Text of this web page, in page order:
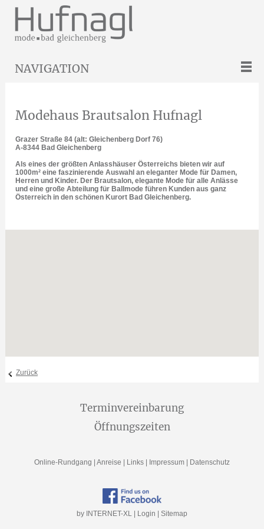
NAVIGATION
Modehaus Brautsalon Hufnagl
Grazer Straße 84 (alt: Gleichenberg Dorf 76)
A-8344 Bad Gleichenberg
Als eines der größten Anlasshäuser Österreichs bieten wir auf
1000m² eine faszinierende Auswahl an eleganter Mode für Damen,
Herren und Kinder. Der Brautsalon, elegante Mode für alle Anlässe
und eine große Abteilung für Ballmode führen Kunden aus ganz
Österreich in den schönen Kurort Bad Gleichenberg.
Zurück
Terminvereinbarung
Öffnungszeiten
Online-Rundgang Anreise Links Impressum Datenschutz
by INTERNET-XL Login Sitemap